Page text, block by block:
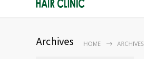
Archives HOME ARCHIVES